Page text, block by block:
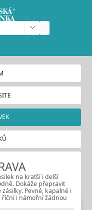
na kratší i delší
Dokáže přepravit
Pevné, kapalné i
i námořní žádnou